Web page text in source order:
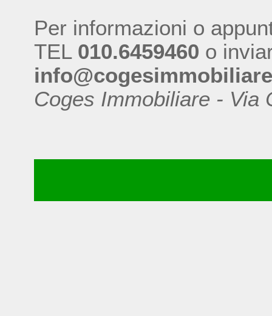
Per informazioni o
TEL 010.6459460 o
Coges Immobiliare - Via